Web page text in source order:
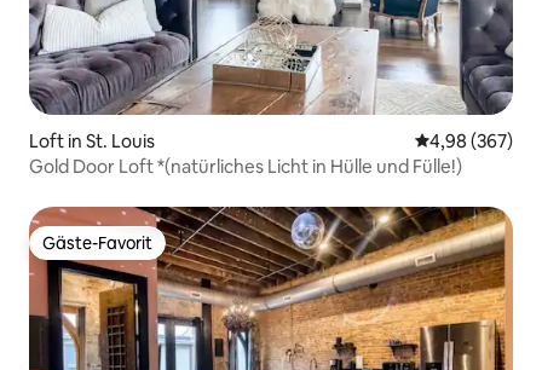
Loft in St. Louis
4,98 (367)
Gold Door Loft *(natürliches Licht in Hülle und Fülle!)
Gäste-Favorit
Gäste-Favorit